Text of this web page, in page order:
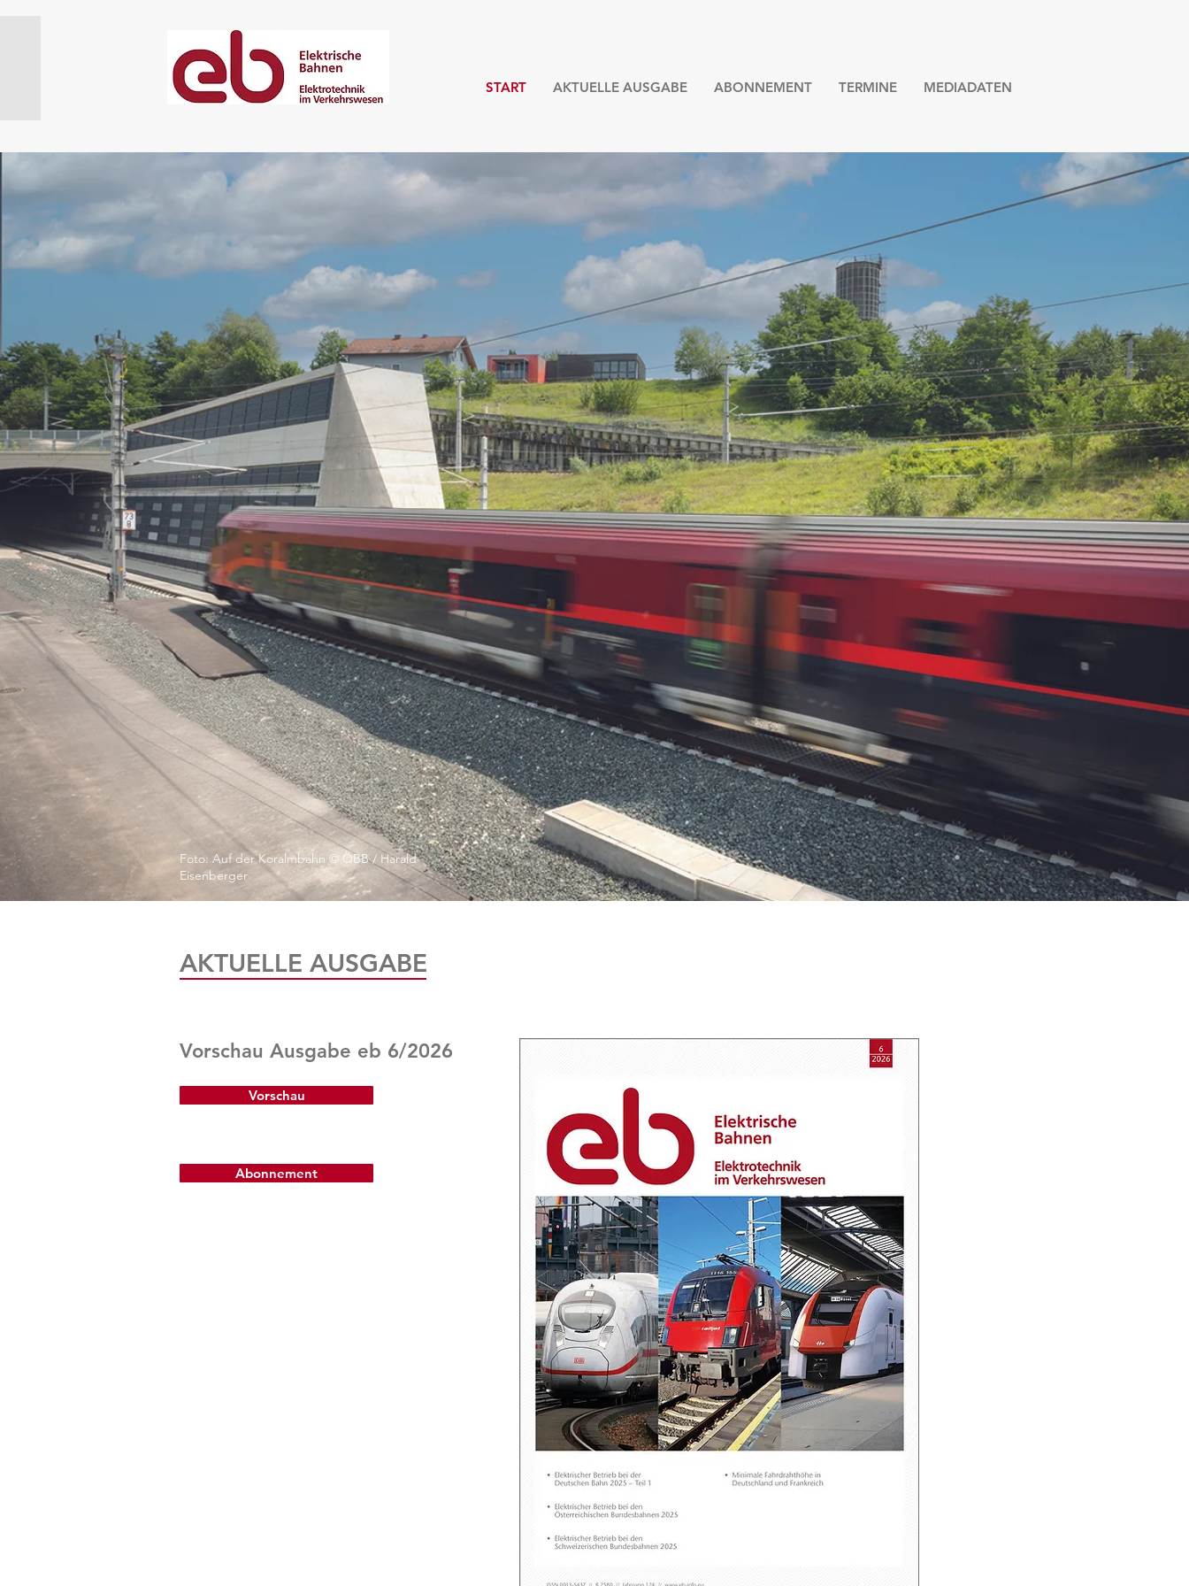
START AKTUELLE AUSGABE ABONNEMENT TERMINE MEDIADATEN
Foto: Auf der Koralmbahn © ÖBB / Harald
Eisenberger
AKTUELLE AUSGABE
Vorschau Ausgabe eb 6/2026
Vorschau
Abonnement